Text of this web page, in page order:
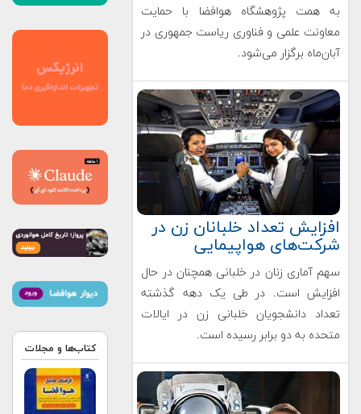
به همت پژوهشگاه هوافضا با حمایت
معاونت علمی و فناوری ریاست جمهوری در
آبان‌ماه برگزار می‌شود.
افزایش تعداد خلبانان زن در
شرکت‌های هواپیمایی
سهم آماری زنان در خلبانی همچنان در حال
افزایش است. در طی یک دهه گذشته
تعداد دانشجویان خلبانی زن در ایالات
متحده به دو برابر رسیده است.
کتاب‌ها و مجلات